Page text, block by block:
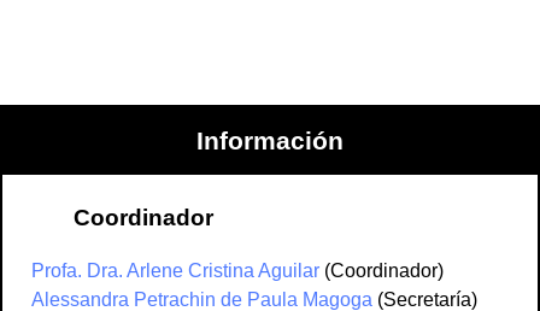
Información
Coordinador
Profa. Dra. Arlene Cristina Aguilar (Coordinador)
Alessandra Petrachin de Paula Magoga (Secretaría)